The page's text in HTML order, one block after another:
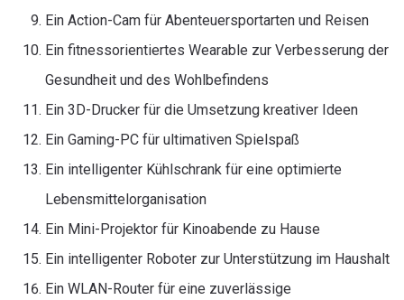
Ein Action-Cam für Abenteuersportarten und Reisen
Ein fitnessorientiertes Wearable zur Verbesserung der
Gesundheit und des Wohlbefindens
Ein 3D-Drucker für die Umsetzung kreativer Ideen
Ein Gaming-PC für ultimativen Spielspaß
Ein intelligenter Kühlschrank für eine optimierte
Lebensmittelorganisation
Ein Mini-Projektor für Kinoabende zu Hause
Ein intelligenter Roboter zur Unterstützung im Haushalt
Ein WLAN-Router für eine zuverlässige